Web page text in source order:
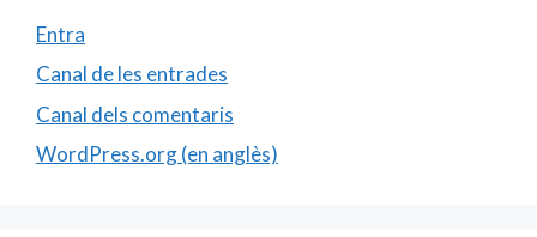
Entra
Canal de les entrades
Canal dels comentaris
WordPress.org (en anglès)